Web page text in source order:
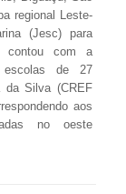
regional Leste-
(Jesc) para
contou com a
escolas de 27
da Silva (CREF
aos
no oeste